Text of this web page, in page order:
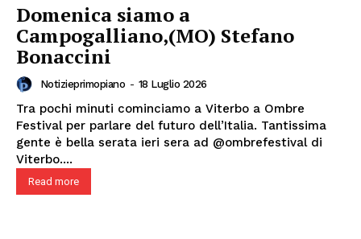
Domenica siamo a
Campogalliano,(MO) Stefano
Bonaccini
Notizieprimopiano - 18 Luglio 2026
Tra pochi minuti cominciamo a Viterbo a Ombre
Festival per parlare del futuro dell’Italia. Tantissima
gente è bella serata ieri sera ad @ombrefestival di
Viterbo....
Read more